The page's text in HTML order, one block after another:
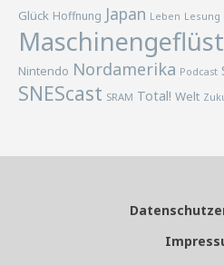
Glück Hoffnung Japan Leben Lesung
Nintendo Nordamerika Podcast
SNEScast SRAM Total! Welt